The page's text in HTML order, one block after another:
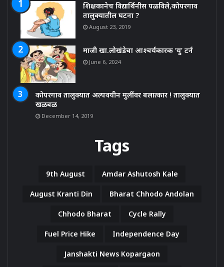
शिक्षकानेच विद्यार्थिनीस पळविले,कोपरगाव
तालुक्यातील घटना ?
August 23, 2019
माजी खा.लोखंडेचा आश्चर्यकारक ‘यु’ टर्न
June 6, 2024
कोपरगाव तालुक्यात अल्पवयीन मुलींवर बलात्कार ! तालुक्यात
खळबळ
December 14, 2019
Tags
9th August Amdar Ashutosh Kale
August Kranti Din Bharat Chhodo Andolan
Chhodo Bharat Cycle Rally
Fuel Price Hike Independence Day
Janshakti News Kopargaon